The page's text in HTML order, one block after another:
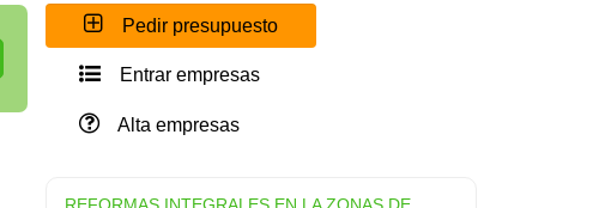
Pedir presupuesto
Entrar empresas
Alta empresas